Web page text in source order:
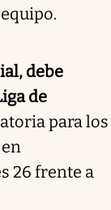
debe
de
para los
26 frente a